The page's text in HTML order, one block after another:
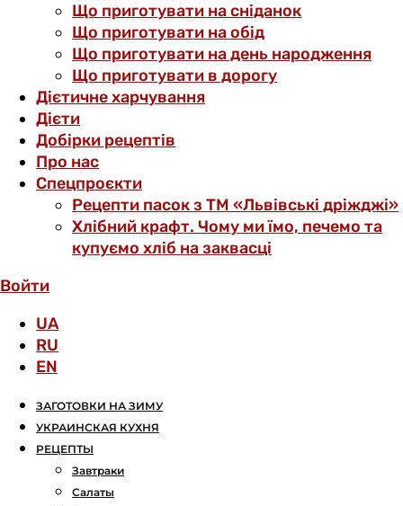
Що приготувати на сніданок
Що приготувати на обід
Що приготувати на день народження
Що приготувати в дорогу
Дієтичне харчування
Дієти
Добірки рецептів
Про нас
Спецпроєкти
Рецепти пасок з ТМ «Львівські дріжджі»
Хлібний крафт. Чому ми їмо, печемо та
купуємо хліб на заквасці
Войти
UA
RU
EN
ЗАГОТОВКИ НА ЗИМУ
УКРАИНСКАЯ КУХНЯ
РЕЦЕПТЫ
Завтраки
Салаты